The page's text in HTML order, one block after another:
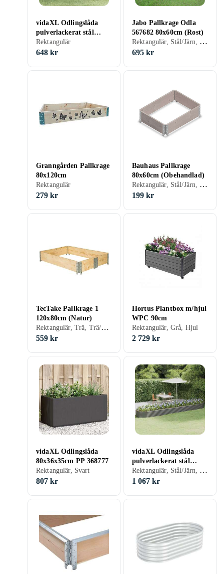
vidaXL Odlingslåda
pulverlackerat stål
224x40x36 cm silver
318877
Rektangulär
648 kr
Jabo Pallkrage Odla
567682 80x60cm (Rost)
Rektangulär, Stål/Järn, Röd, Rost, Obehandlad
695 kr
Granngården Pallkrage
80x120cm
Rektangulär
279 kr
Bauhaus Pallkrage
80x60cm (Obehandlad)
Rektangulär, Stål/Järn, Obehandlad
199 kr
TecTake Pallkrage 1
120x80cm (Natur)
Rektangulär, Trä, Trä/natur
559 kr
Hortus Plantbox m/hjul
WPC 90cm
Rektangulär, Grå, Hjul
2 729 kr
vidaXL Odlingslåda
80x36x35cm PP 368777
Rektangulär, Svart
807 kr
vidaXL Odlingslåda
pulverlackerat stål
507x100x36 cm grå
319009
Rektangulär, Stål/Järn, Grå
1 067 kr